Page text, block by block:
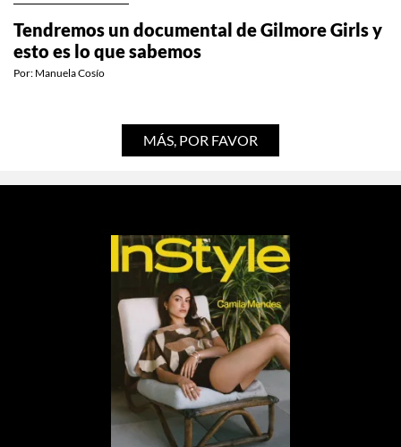
Tendremos un documental de Gilmore Girls y
esto es lo que sabemos
Por: Manuela Cosío
MÁS, POR FAVOR